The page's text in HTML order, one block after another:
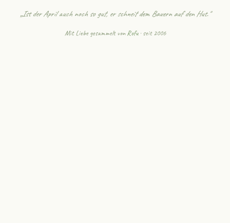
„Ist der April auch noch so gut, er schneit dem Bauern auf den Hut."
Mit Liebe gesammelt vonRofu· seit 2006